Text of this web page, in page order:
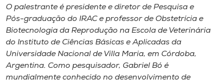
O palestrante é presidente e diretor de Pesquisa e
Pós-graduação do IRAC e professor de Obstetrícia e
Biotecnologia da Reprodução na Escola de Veterinária
do Instituto de Ciências Básicas e Aplicadas da
Universidade Nacional de Villa Maria, em Córdoba,
Argentina. Como pesquisador, Gabriel Bó é
mundialmente conhecido no desenvolvimento de